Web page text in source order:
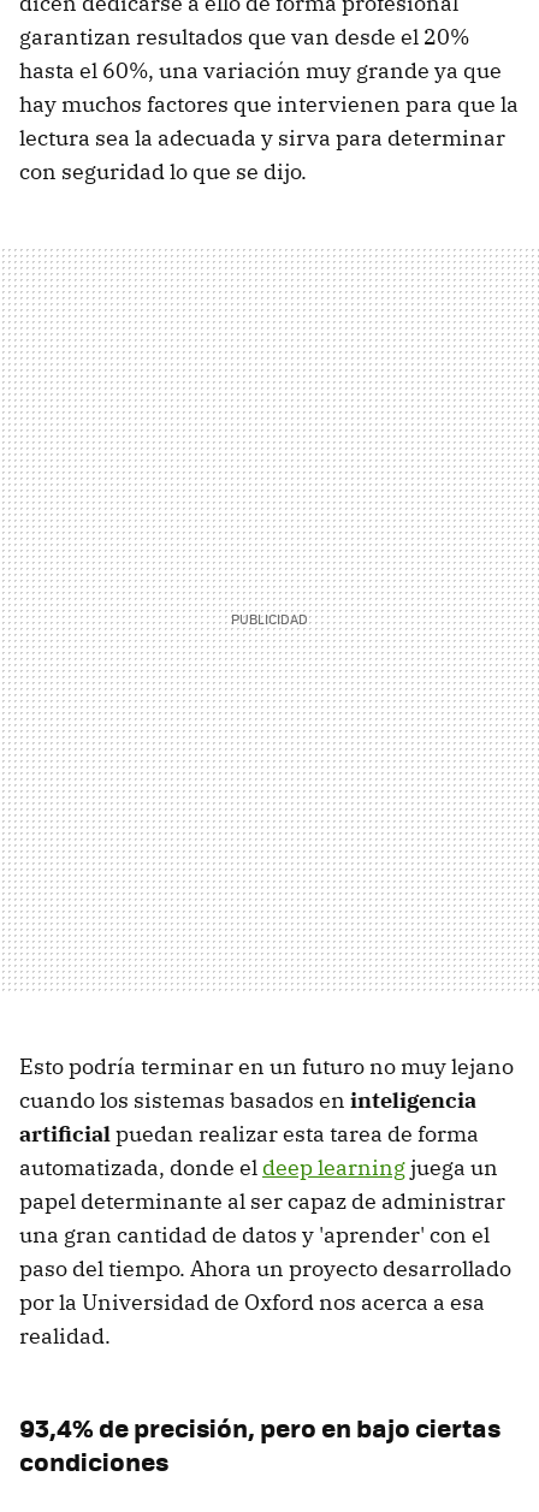
garantizan resultados que van desde el 20%
hasta el 60%, una variación muy grande ya que
hay muchos factores que intervienen para que la
lectura sea la adecuada y sirva para determinar
con seguridad lo que se dijo.
Esto podría terminar en un futuro no muy lejano
cuando los sistemas basados en inteligencia
artificialpuedan realizar esta tarea de forma
automatizada, donde el deep learningjuega un
papel determinante al ser capaz de administrar
una gran cantidad de datos y 'aprender' con el
paso del tiempo. Ahora un proyecto desarrollado
por la Universidad de Oxford nos acerca a esa
realidad.
93,4% de precisión, pero en bajo ciertas
condiciones